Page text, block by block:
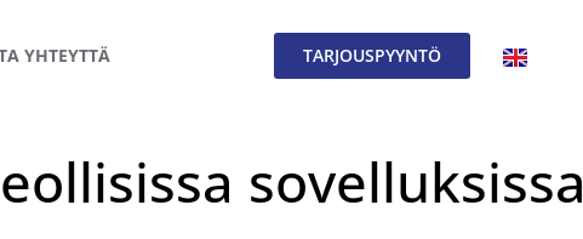
YHTEYTTÄ TARJOUSPYYNTÖ
sovelluksissa